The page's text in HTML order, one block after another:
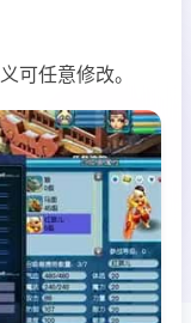
可任意修改。